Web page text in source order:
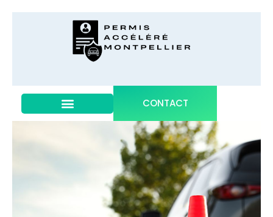
CONTACT